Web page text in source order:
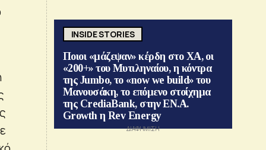
INSIDE STORIES
Ποιοι «μάζεψαν» κέρδη στο ΧΑ, οι
«200+» του Μυτιληναίου, η κόντρα
της Jumbo, το «now we build» του
Μανουσάκη, το επόμενο στοίχημα
της CrediaBank, στην ΕΝ.Α.
Growth η Rev Energy